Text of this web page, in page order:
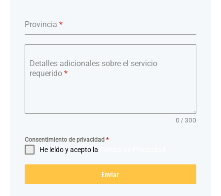
Provincia *
Detalles adicionales sobre el servicio
requerido *
0 / 300
Consentimiento de privacidad *
He leído y acepto la
Enviar